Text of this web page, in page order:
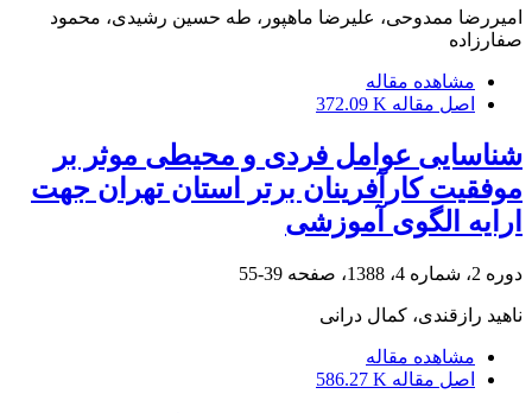
امیررضا ممدوحی، علیرضا ماهپور، طه حسین رشیدی، محمود
صفارزاده
مشاهده مقاله
اصل مقاله 372.09 K
شناسایی عوامل فردی و محیطی موثر بر
موفقیت کارآفرینان برتر استان تهران جهت
ارایه الگوی آموزشی
دوره 2، شماره 4، 1388، صفحه 39-55
ناهید رازقندی، کمال درانی
مشاهده مقاله
اصل مقاله 586.27 K